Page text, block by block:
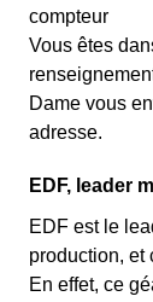
compteur
Vous êtes
Dame vous
adresse.
EDF, leader
EDF est le
production, et
En effet, ce